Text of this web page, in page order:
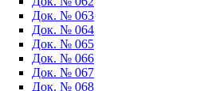
Док. № 063
Док. № 064
Док. № 065
Док. № 066
Док. № 067
Док. № 068